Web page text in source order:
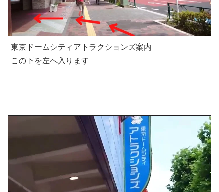
東京ドームシティアトラクションズ案内
この下を左へ入ります